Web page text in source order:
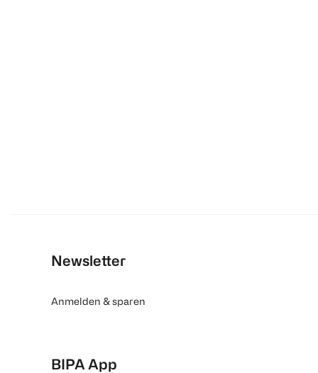
Newsletter
Anmelden & sparen
BIPA App